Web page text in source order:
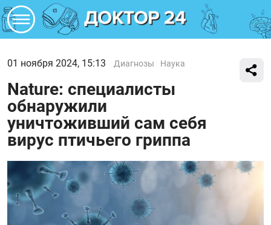
01 ноября 2024, 15:13 Диагнозы Наука
Nature: специалисты
обнаружили
уничтоживший сам себя
вирус птичьего гриппа